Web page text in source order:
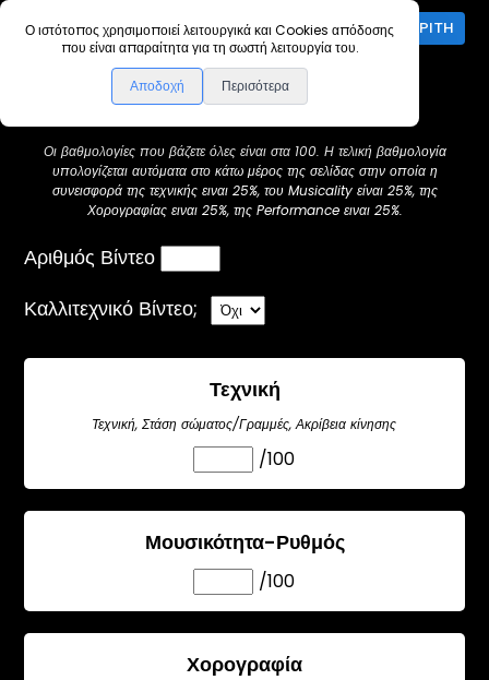
Ο ιστότοπος χρησιμοποιεί λειτουργικά και Cookies απόδοσης
που είναι απαραίτητα για τη σωστή λειτουργία του.
Αποδοχή Περισότερα
ΕΊΣΟΔΟΣ ΚΡΙΤΉ
Βαθμολoγία
Οι βαθμολογίες που βάζετε όλες είναι στα 100. Η τελική βαθμολογία
υπολογίζεται αυτόματα στο κάτω μέρος της σελίδας στην οποία η
συνεισφορά της τεχνικής ειναι 25%, του Musicality είναι 25%, της
Χορογραφίας ειναι 25%, της Performance ειναι 25%.
Αριθμός Βίντεο
Καλλιτεχνικό Βίντεο;
Τεχνική
Τεχνική, Στάση σώματος/Γραμμές, Ακρίβεια κίνησης
/100
Μουσικότητα-Ρυθμός
/100
Χορογραφία